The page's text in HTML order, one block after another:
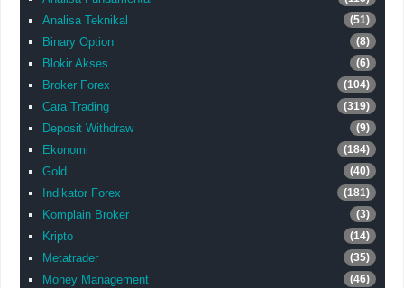
Analisa Teknikal (51)
Binary Option (8)
Blokir Akses (6)
Broker Forex (104)
Cara Trading (319)
Deposit Withdraw (9)
Ekonomi (184)
Gold (40)
Indikator Forex (181)
Komplain Broker (3)
Kripto (14)
Metatrader (35)
Money Management (46)